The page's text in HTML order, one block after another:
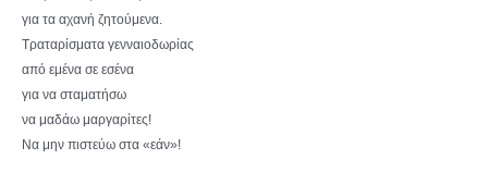
για τα αχανή ζητούμενα.
Τραταρίσματα γενναιοδωρίας
από εμένα σε εσένα
για να σταματήσω
να μαδάω μαργαρίτες!
Να μην πιστεύω στα «εάν»!